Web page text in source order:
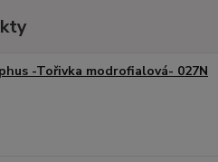
-Tořivka modrofialová- 027N